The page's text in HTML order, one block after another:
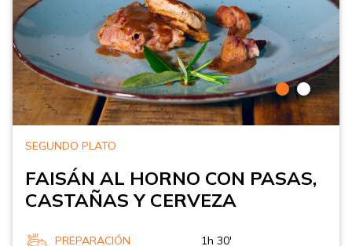
SEGUNDO PLATO
FAISÁN AL HORNO CON PASAS,
CASTAÑAS Y CERVEZA
PREPARACIÓN 1h 30'